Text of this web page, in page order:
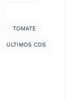
TOMATE
ULTIMOS CDS